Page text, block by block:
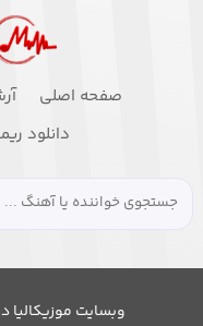
صفحه اصلی
دانلود
وبسایت